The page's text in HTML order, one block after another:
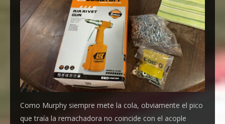
Como Murphy siempre mete la cola, obviamente el pico
que traía la remachadora no coincide con el acople